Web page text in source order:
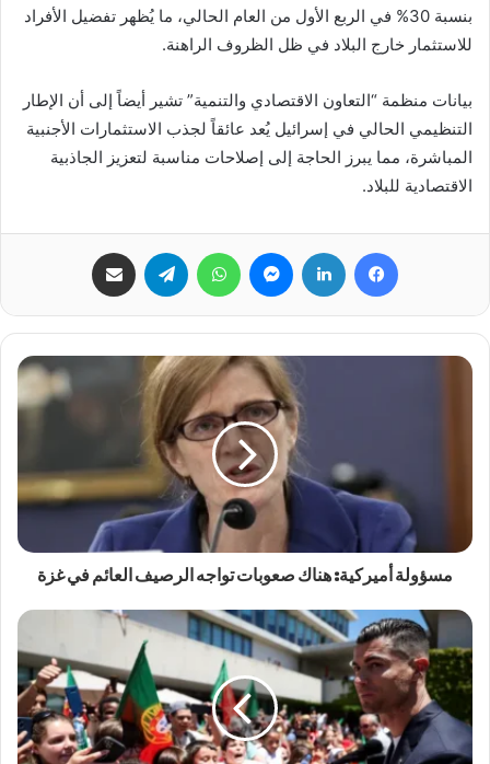
بنسبة 30% في الربع الأول من العام الحالي، ما يُظهر تفضيل الأفراد
للاستثمار خارج البلاد في ظل الظروف الراهنة.
بيانات منظمة “التعاون الاقتصادي والتنمية” تشير أيضاً إلى أن الإطار
التنظيمي الحالي في إسرائيل يُعد عائقاً لجذب الاستثمارات الأجنبية
المباشرة، مما يبرز الحاجة إلى إصلاحات مناسبة لتعزيز الجاذبية
الاقتصادية للبلاد.
فيسبوك لينكدإن ماسنجر واتساب تيلقرام
مسؤولة أميركية: هناك صعوبات تواجه الرصيف العائم في غزة